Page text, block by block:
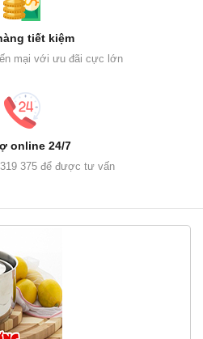
tiết kiệm
mại với ưu đãi cực lớn
online 24/7
375 để được tư vấn